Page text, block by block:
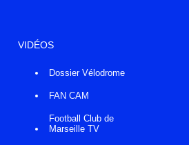
VIDÉOS
Dossier Vélodrome
FAN CAM
Football Club de
Marseille TV